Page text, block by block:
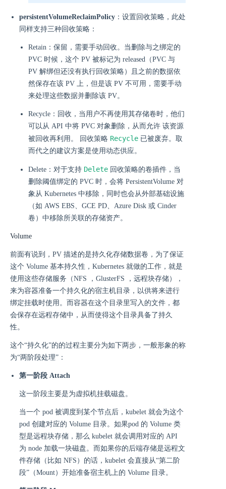
persistentVolumeReclaimPolicy ：设置回收策略，此处
同样支持三种回收策略：
Retain：保留，需要手动回收。当删除与之绑定的
PVC 时候，这个 PV 被标记为 released（PVC 与
PV 解绑但还没有执行回收策略）且之前的数据依
然保存在该 PV 上，但是该 PV 不可用，需要手动
来处理这些数据并删除该 PV。
Recycle：回收，当用户不再使用其存储卷时，他们
可以从 API 中将 PVC 对象删除，从而允许 该资源
被回收再利用。 回收策略 Recycle 已被废弃。取
而代之的建议方案是使用动态供应。
Delete：对于支持 Delete 回收策略的卷插件，当
删除阈值绑定的 PVC 时，会将 PersistentVolume 对
象从 Kubernetes 中移除，同时也会从外部基础设施
（如 AWS EBS、GCE PD、Azure Disk 或 Cinder
卷）中移除所关联的存储资产。
Volume
前面有说到，PV 描述的是持久化存储数据卷，为了保证
这个 Volume 基本持久性，Kubernetes 就做的工作，就是
使用这些存储服务（NFS ，GlusterFS ，远程块存储），
来为容器准备一个持久化的宿主机目录，以供将来进行
绑定挂载时使用。而容器在这个目录里写入的文件，都
会保存在远程存储中，从而使得这个目录具备了持久
性。
这个“持久化”的的过程主要分为如下两步，一般形象的称
为“两阶段处理”：
第一阶段 Attach
这一阶段主要是为虚拟机挂载磁盘。
当一个 pod 被调度到某个节点后，kubelet 就会为这个
pod 创建对应的 Volume 目录。如果pod 的 Volume 类
型是远程块存储，那么 kubelet 就会调用对应的 API
为 node 加载一块磁盘。而如果你的后端存储是远程文
件存储（比如 NFS）的话，kubelet 会直接从“第二阶
段”（Mount）开始准备宿主机上的 Volume 目录。